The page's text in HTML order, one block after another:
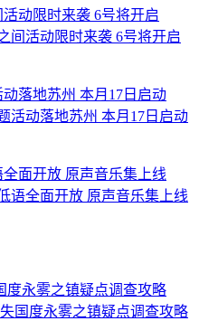
间活动限时来袭 6号将开启
活动落地苏州 本月17日启动
语全面开放 原声音乐集上线
国度永雾之镇疑点调查攻略